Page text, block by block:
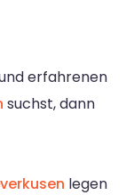
erfahrenen
suchst, dann
legen